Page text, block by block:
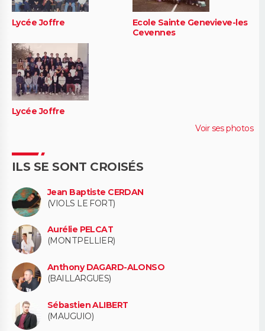
Lycée Joffre
Ecole Sainte Genevieve-les
Cevennes
Lycée Joffre
Voir ses photos
ILS SE SONT CROISÉS
Jean Baptiste CERDAN
(VIOLS LE FORT)
Aurélie PELCAT
(MONTPELLIER)
Anthony DAGARD-ALONSO
(BAILLARGUES)
Sébastien ALIBERT
(MAUGUIO)